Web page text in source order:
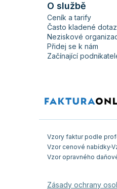
O službě
Ceník a tarify
Často kladené
Neziskové
Přidej se k nám
Začínající
Vzory faktur podle
Vzor cenové nabídky
Vzor opravného
Zásady ochrany